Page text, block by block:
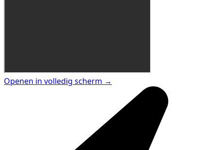
Openen in volledig scherm →